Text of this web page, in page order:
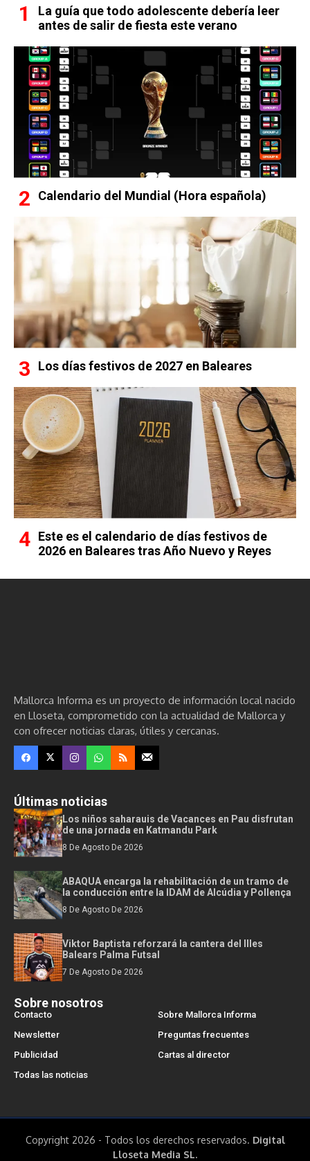
La guía que todo adolescente debería leer
antes de salir de fiesta este verano
Calendario del Mundial (Hora española)
Los días festivos de 2027 en Baleares
Este es el calendario de días festivos de
2026 en Baleares tras Año Nuevo y Reyes
Mallorca Informa es un proyecto de información local nacido
en Lloseta, comprometido con la actualidad de Mallorca y
con ofrecer noticias claras, útiles y cercanas.
Últimas noticias
Los niños saharauis de Vacances en Pau disfrutan
de una jornada en Katmandu Park
8 De Agosto De 2026
ABAQUA encarga la rehabilitación de un tramo de
la conducción entre la IDAM de Alcúdia y Pollença
8 De Agosto De 2026
Viktor Baptista reforzará la cantera del Illes
Balears Palma Futsal
7 De Agosto De 2026
Sobre nosotros
Contacto
Sobre Mallorca Informa
Newsletter
Preguntas frecuentes
Publicidad
Cartas al director
Todas las noticias
Copyright 2026 - Todos los derechos reservados. Digital
Lloseta Media SL.